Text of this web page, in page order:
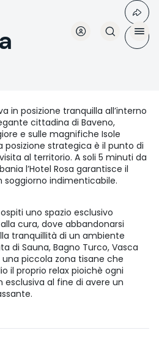
in posizione tranquilla all’interno
cittadina di Baveno,
e sulle magnifiche Isole
posizione strategica è il punto di
al territorio. A soli 5 minuti da
l’Hotel Rosa garantisce il
soggiorno indimenticabile.
uno spazio esclusivo
cura, dove abbandonarsi
tranquillità di un ambiente
di Sauna, Bagno Turco, Vasca
piccola zona tisane che
il proprio relax pioichè ogni
al fine di avere un